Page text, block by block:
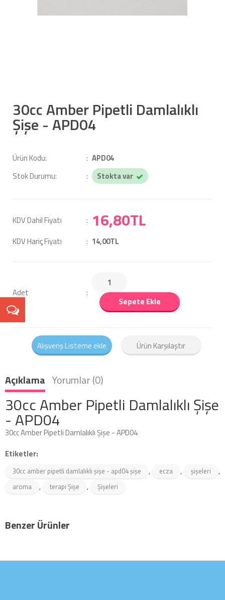
30cc Amber Pipetli Damlalıklı
Şişe - APD04
Ürün Kodu:
APD04
Stok Durumu:
Stokta var
KDV Dahil Fiyatı 16,80TL
KDV Hariç Fiyatı 14,00TL
Adet
Sepete Ekle
Alışveriş Listeme ekle Ürün Karşılaştır
Açıklama Yorumlar (0)
30cc Amber Pipetli Damlalıklı Şişe
- APD04
30cc Amber Pipetli Damlalıklı Şişe - APD04
Etiketler:
30cc amber pipetli damlalıklı şişe - apd04 şişe , ecza , şişeleri ,
aroma , terapi Şişe , Şişeleri
Benzer Ürünler